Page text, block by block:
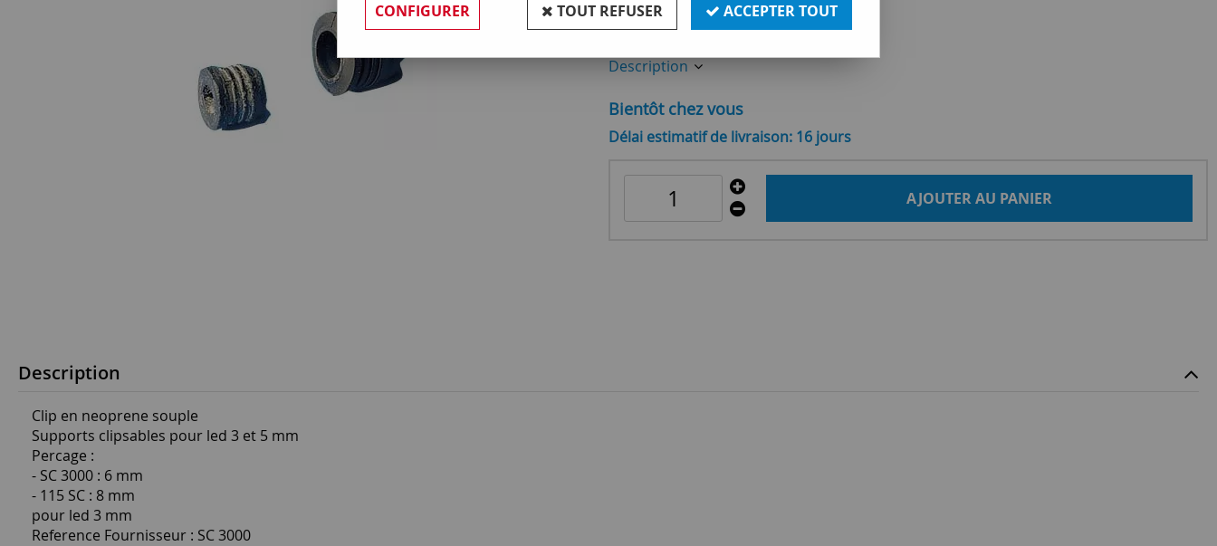
Réf. :OR224107
Description
Bientôt chez vous
Délai estimatif de livraison: 16 jours
AJOUTER AU PANIER
Description
Clip en neoprene souple
Supports clipsables pour led 3 et 5 mm
Percage :
- SC 3000 : 6 mm
- 115 SC : 8 mm
pour led 3 mm
Reference Fournisseur : SC 3000
CONFIGURER TOUT REFUSER ACCEPTER TOUT